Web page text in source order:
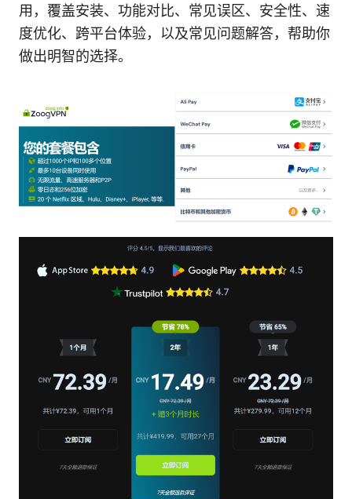
用，覆盖安装、功能对比、常见误区、安全性、速
度优化、跨平台体验，以及常见问题解答，帮助你
做出明智的选择。